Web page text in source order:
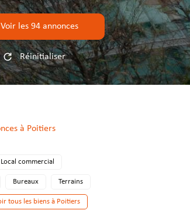
Voir les 94annonces
Réinitialiser